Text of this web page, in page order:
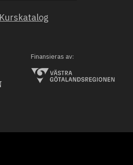
Kurskatalog
Finansieras av: